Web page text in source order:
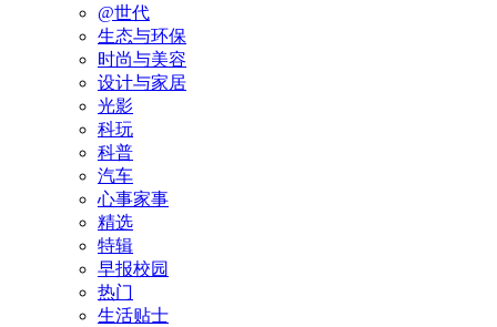
@世代
生态与环保
时尚与美容
设计与家居
光影
科玩
科普
汽车
心事家事
精选
特辑
早报校园
热门
生活贴士